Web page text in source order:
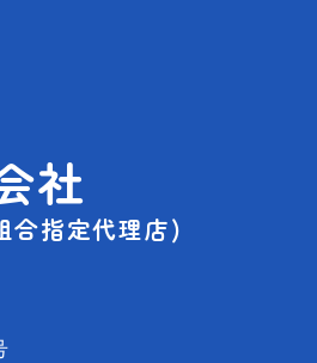
社
合指定代理店)